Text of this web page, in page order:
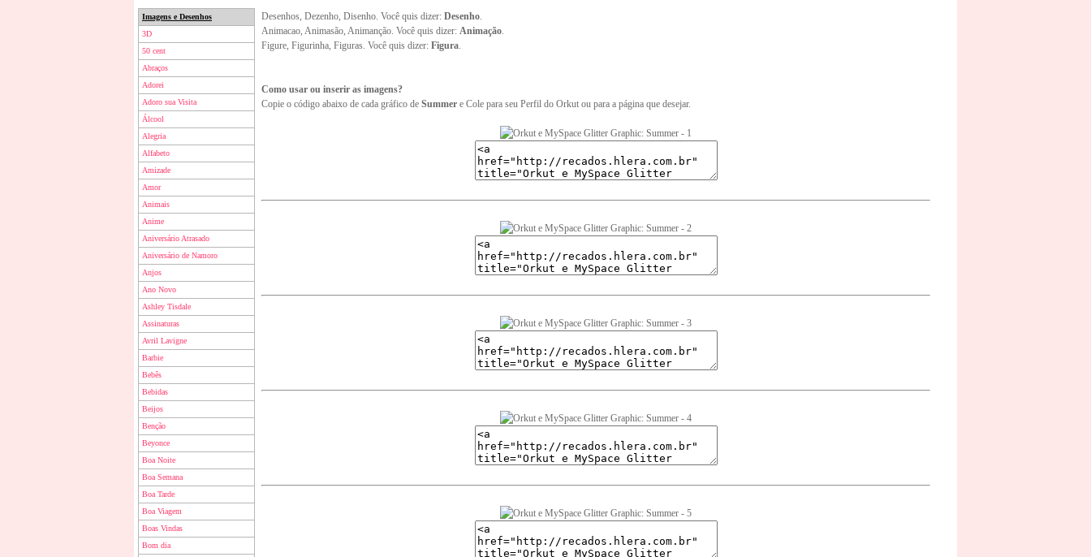
Imagens e Desenhos
3D
50 cent
Abraços
Adorei
Adoro sua Visita
Álcool
Alegria
Alfabeto
Amizade
Amor
Animais
Anime
Aniversário Atrasado
Aniversário de Namoro
Anjos
Ano Novo
Ashley Tisdale
Assinaturas
Avril Lavigne
Barbie
Bebês
Bebidas
Beijos
Benção
Beyonce
Boa Noite
Boa Semana
Boa Tarde
Boa Viagem
Boas Vindas
Bom dia
Desenhos, Dezenho, Disenho. Você quis dizer: Desenho.
Animacao, Animasão, Animanção. Você quis dizer: Animação.
Figure, Figurinha, Figuras. Você quis dizer: Figura.
Como usar ou inserir as imagens?
Copie o código abaixo de cada gráfico de Summer e Cole para seu Perfil do Orkut ou para a página que desejar.